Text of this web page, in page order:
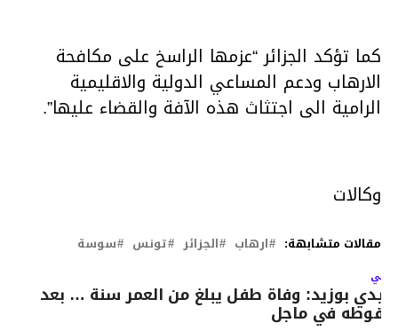
كما تؤكد الجزائر “عزمها الراسخ على مكافحة
الارهاب ودعم المساعي الدولية والاقليمية
الرامية الى اجتثاث هذه الآفة والقضاء عليها”.
وكالات
مقالات متشابهة: ارهاب الجزائر تونس سوسة
بوزيد: وفاة طفل يبلغ من العمر سنة … بعد
في ماجل